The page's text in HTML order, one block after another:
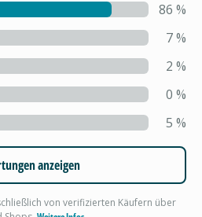
86 %
7%
2 %
0 %
5 %
anzeigen
von verifizierten Käufern über